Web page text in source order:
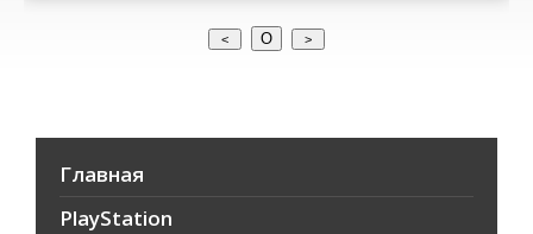
О
Главная
PlayStation